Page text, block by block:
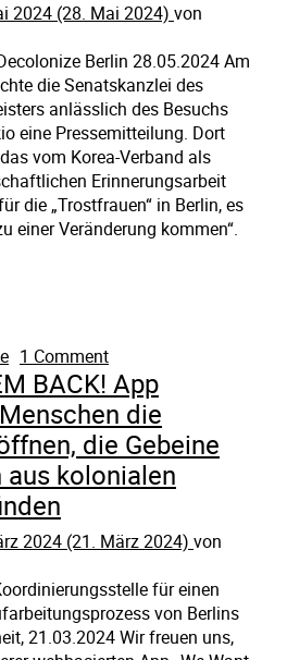
2024 (28. Mai 2024) von
Berlin 28.05.2024 Am
die Senatskanzlei des
anlässlich des Besuchs
eine Pressemitteilung. Dort
vom Korea-Verband als
Erinnerungsarbeit
die „Trostfrauen“ in Berlin, es
einer Veränderung kommen“.
1 Comment
BACK! App
die
die Gebeine
aus kolonialen
2024 (21. März 2024) von
für einen
von Berlins
21.03.2024 Wir freuen uns,